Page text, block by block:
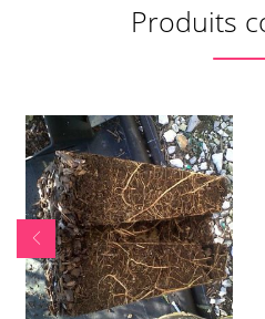
Produits